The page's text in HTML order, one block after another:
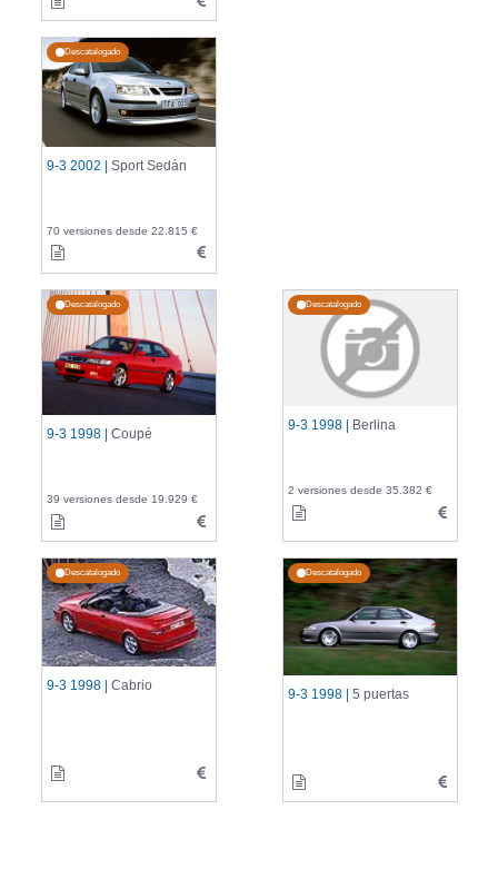
Descatalogado
9-3 2002 | Sport Sedán
70 versiones desde 22.815 €
Descatalogado
9-3 1998 | Coupé
39 versiones desde 19.929 €
Descatalogado
9-3 1998 | Berlina
2 versiones desde 35.382 €
Descatalogado
9-3 1998 | Cabrio
Descatalogado
9-3 1998 | 5 puertas